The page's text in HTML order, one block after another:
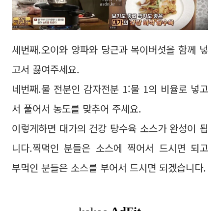
세번째.오이와 양파와 당근과 목이버섯을 함께 넣
고서 끓여주세요.
네번째.물 전분인 감자전분 1:물 1의 비율로 넣고
서 풀어서 농도를 맞추어 주세요.
이렇게하면 대가의 건강 탕수육 소스가 완성이 됩
니다.찍먹인 분들은 소스에 찍어서 드시면 되고
부먹인 분들은 소스를 부어서 드시면 되겠습니다.